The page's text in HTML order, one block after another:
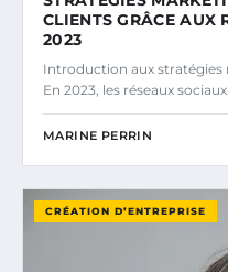
CLIENTS GRÂCE AUX
2023
Introduction aux stratégies
En 2023, les réseaux sociaux…
MARINE PERRIN
CRÉATION D’ENTREPRISE